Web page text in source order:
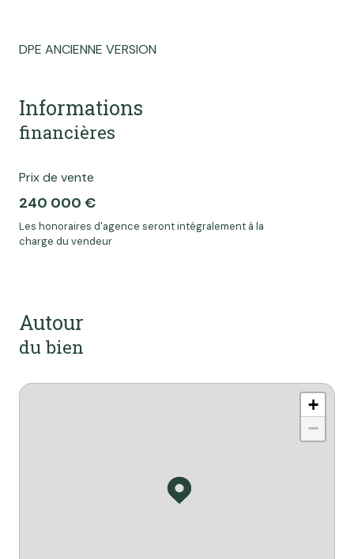
DPE ANCIENNE VERSION
Informations
financières
Prix de vente
240 000 €
Les honoraires d'agence seront intégralement à la
charge du vendeur
Autour
du bien
+
−